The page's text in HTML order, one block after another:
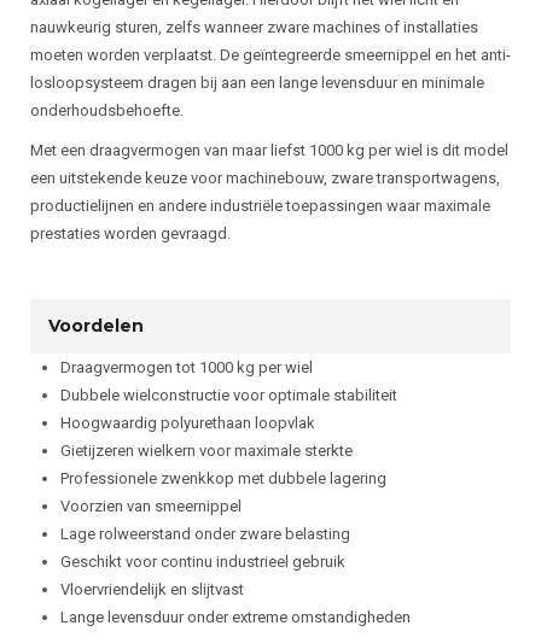
nauwkeurig sturen, zelfs wanneer zware machines of installaties
moeten worden verplaatst. De geïntegreerde smeernippel en het anti-
losloopsysteem dragen bij aan een lange levensduur en minimale
onderhoudsbehoefte.
Met een draagvermogen van maar liefst 1000 kg per wiel is dit model
een uitstekende keuze voor machinebouw, zware transportwagens,
productielijnen en andere industriële toepassingen waar maximale
prestaties worden gevraagd.
Voordelen
Draagvermogen tot 1000 kg per wiel
Dubbele wielconstructie voor optimale stabiliteit
Hoogwaardig polyurethaan loopvlak
Gietijzeren wielkern voor maximale sterkte
Professionele zwenkkop met dubbele lagering
Voorzien van smeernippel
Lage rolweerstand onder zware belasting
Geschikt voor continu industrieel gebruik
Vloervriendelijk en slijtvast
Lange levensduur onder extreme omstandigheden